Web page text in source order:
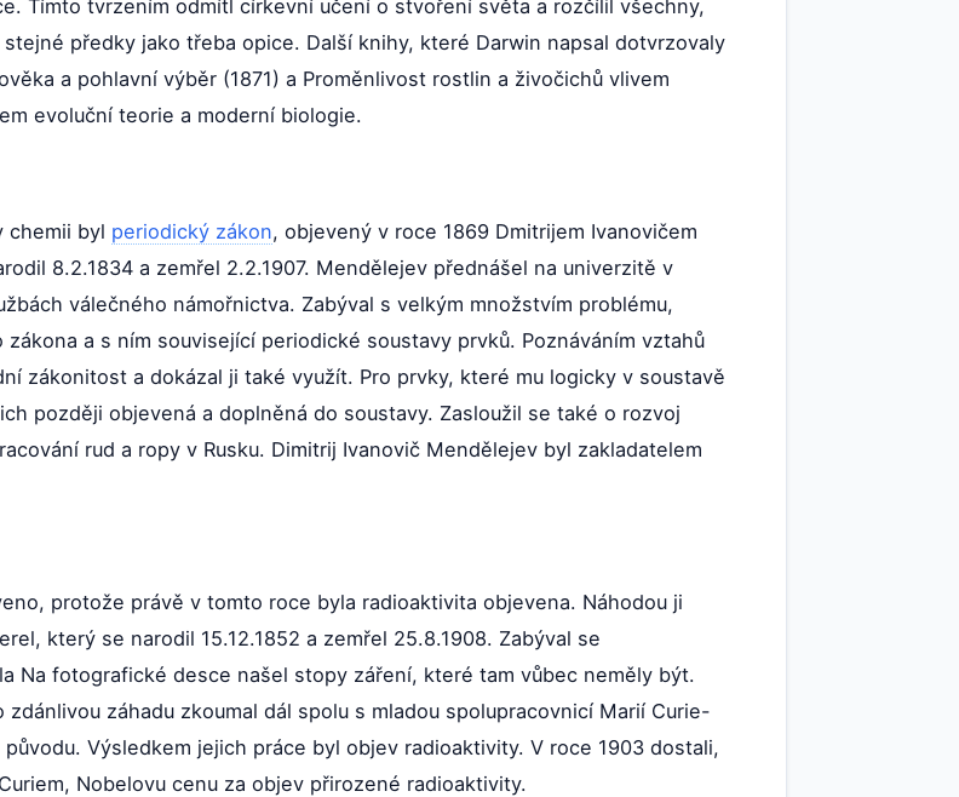
Tímto tvrzením odmítl církevní učení o stvoření světa a rozčílil všechny,
předky jako třeba opice. Další knihy, které Darwin napsal dotvrzovaly
a pohlavní výběr (1871) a Proměnlivost rostlin a živočichů vlivem
evoluční teorie a moderní biologie.
chemii byl periodický zákon, objevený v roce 1869 Dmitrijem Ivanovičem
8.2.1834 a zemřel 2.2.1907. Mendělejev přednášel na univerzitě v
válečného námořnictva. Zabýval s velkým množstvím problému,
a s ním související periodické soustavy prvků. Poznáváním vztahů
zákonitost a dokázal ji také využít. Pro prvky, které mu logicky v soustavě
později objevená a doplněná do soustavy. Zasloužil se také o rozvoj
rud a ropy v Rusku. Dimitrij Ivanovič Mendělejev byl zakladatelem
protože právě v tomto roce byla radioaktivita objevena. Náhodou ji
který se narodil 15.12.1852 a zemřel 25.8.1908. Zabýval se
Na fotografické desce našel stopy záření, které tam vůbec neměly být.
záhadu zkoumal dál spolu s mladou spolupracovnicí Marií Curie-
Výsledkem jejich práce byl objev radioaktivity. V roce 1903 dostali,
Nobelovu cenu za objev přirozené radioaktivity.